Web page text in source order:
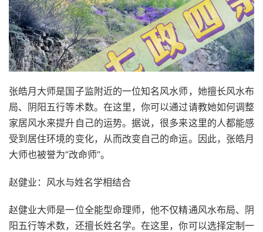
张皓月大师是国子监附近的一位知名风水师，她擅长风水布
局、阴阳五行等术数。在这里，你可以通过请教她如何调整
家居风水来提升自己的运势。据说，很多来这里的人都能感
受到居住环境的变化，从而改变自己的命运。因此，张皓月
大师也被誉为“改命师”。
赵健业：风水与姓名学相结合
赵健业大师是一位全能型命理师，他不仅精通风水布局、阴
阳五行等术数，还擅长姓名学。在这里，你可以选择定制一